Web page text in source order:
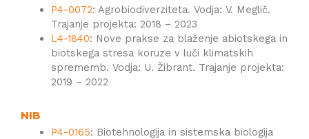
P4-0072: Agrobiodiverziteta. Vodja: V. Meglič.
Trajanje projekta: 2018 – 2023
L4-1840: Nove prakse za blaženje abiotskega in
biotskega stresa koruze v luči klimatskih
sprememb. Vodja: U. Žibrant. Trajanje projekta:
2019 – 2022
NIB
P4-0165: Biotehnologija in sistemska biologija